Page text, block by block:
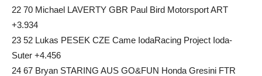
22 70 Michael LAVERTY GBR Paul Bird Motorsport ART
+3.934
23 52 Lukas PESEK CZE Came IodaRacing Project Ioda-
Suter +4.456
24 67 Bryan STARING AUS GO&FUN Honda Gresini FTR